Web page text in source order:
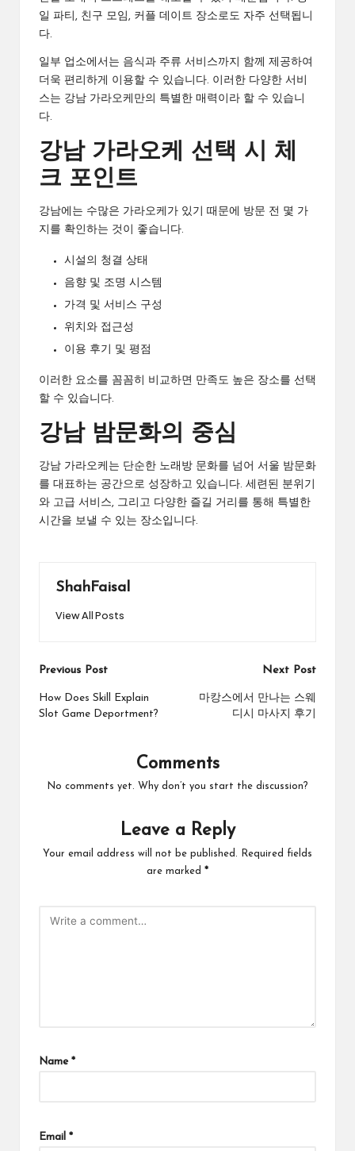
일 파티, 친구 모임, 커플 데이트 장소로도 자주 선택됩니
다.
일부 업소에서는 음식과 주류 서비스까지 함께 제공하여
더욱 편리하게 이용할 수 있습니다. 이러한 다양한 서비
스는 강남 가라오케만의 특별한 매력이라 할 수 있습니
다.
강남 가라오케 선택 시 체
크 포인트
강남에는 수많은 가라오케가 있기 때문에 방문 전 몇 가
지를 확인하는 것이 좋습니다.
시설의 청결 상태
음향 및 조명 시스템
가격 및 서비스 구성
위치와 접근성
이용 후기 및 평점
이러한 요소를 꼼꼼히 비교하면 만족도 높은 장소를 선택
할 수 있습니다.
강남 밤문화의 중심
강남 가라오케는 단순한 노래방 문화를 넘어 서울 밤문화
를 대표하는 공간으로 성장하고 있습니다. 세련된 분위기
와 고급 서비스, 그리고 다양한 즐길 거리를 통해 특별한
시간을 보낼 수 있는 장소입니다.
ShahFaisal
View All Posts
Post
navigation
Previous Post
How Does Skill Explain
Slot Game Deportment?
Next Post
마캉스에서 만나는 스웨
디시 마사지 후기
Comments
No comments yet. Why don’t you start the discussion?
Leave a Reply
Your email address will not be published.
Required fields
are marked *
Name *
Email *